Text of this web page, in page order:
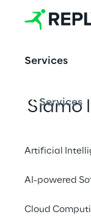
Services
Services
Artificial
AI-powered
Cloud
Siamo
IoT